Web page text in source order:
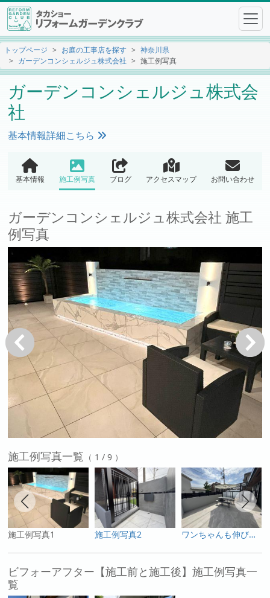
トップページ お庭の工事店を探す
神奈川県
ガーデンコンシェルジュ株式会社
施工例写真
ガーデンコンシェルジュ株式会
社
基本情報詳細こちら
基本情報 施工例写真 ブログ アクセスマップ お問い合わせ
ガーデンコンシェルジュ株式会社 施工
例写真
戻る 次へ
施工例写真一覧 （ 1 / 9 ）
施工例写真1 施工例写真2 ワンちゃんも伸び伸び遊べるタイルデッキ
ビフォーアフター【施工前と施工後】施工例写真一
覧